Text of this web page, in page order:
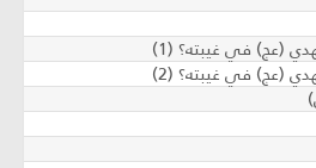
(عج) في غيبته؟ (1)
(عج) في غيبته؟ (2)